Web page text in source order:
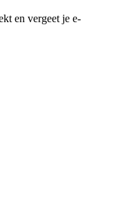
en vergeet je e-